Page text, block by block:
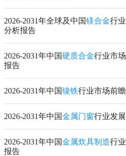
2026-2031年全球及中国镁合金行
分析报告
2026-2031年中国硬质合金行业市
报告
2026-2031年中国镍铁行业市场前
2026-2031年中国金属门窗行业发
2026-2031年中国金属炊具制造行
报告